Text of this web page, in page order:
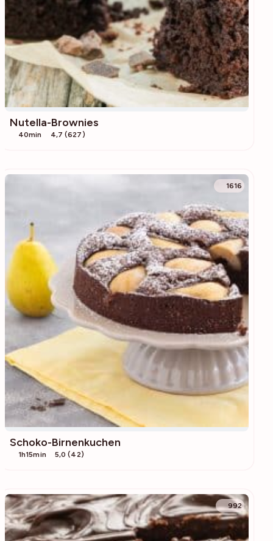
Nutella-Brownies
40min 4,7 (627)
1616
Schoko-Birnenkuchen
1h15min 5,0 (42)
992